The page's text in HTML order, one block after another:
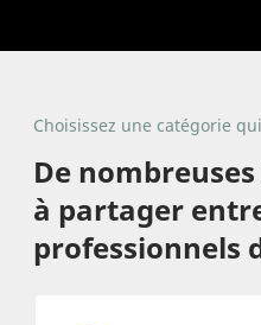
Choisissez une catégorie
De
à partager
professionnels